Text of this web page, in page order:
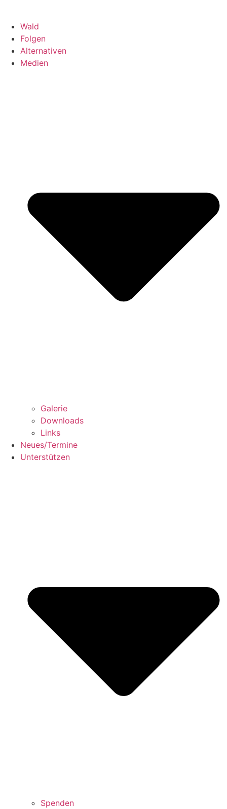
Wald
Folgen
Alternativen
Medien
Galerie
Downloads
Links
Neues/Termine
Unterstützen
Spenden